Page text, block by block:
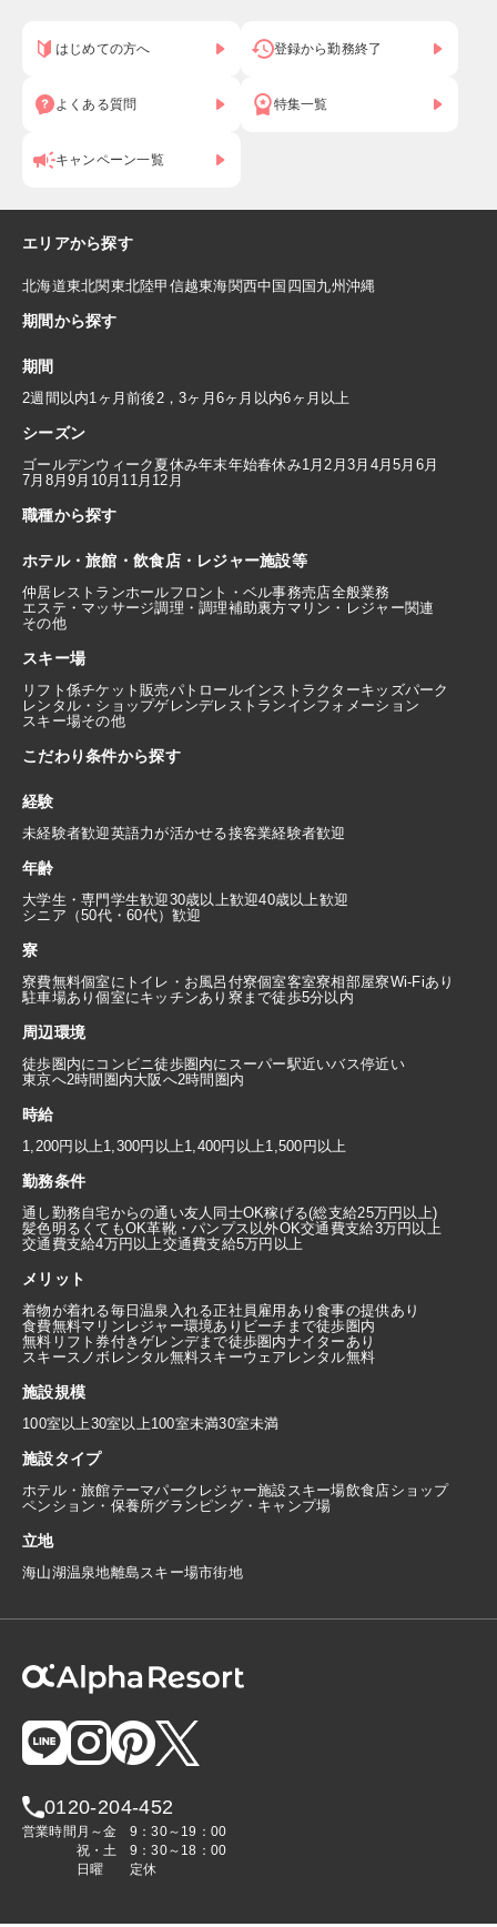
はじめての方へ 登録から勤務終了
よくある質問 特集一覧
キャンペーン一覧
エリアから探す
北海道東北関東北陸甲信越東海関西中国 四国 九州 沖縄
期間から探す
期間
2週間以内1ヶ月前後2，3ヶ月 6ヶ月以内6ヶ月以上
シーズン
ゴールデンウィーク 夏休み年末年始春休み1月2月3月 4月5月 6月
7月 8月9月 10月 11月 12月
職種から探す
ホテル・旅館・飲食店・レジャー施設等
仲居 レストランホールフロント・ベル事務売店全般業務
エステ・マッサージ調理・調理補助裏方マリン・レジャー関連
その他
スキー場
リフト係チケット販売パトロールインストラクターキッズパーク
レンタル・ショップゲレンデレストラン インフォメーション
スキー場その他
こだわり条件から探す
経験
未経験者歓迎英語力が活かせる接客業経験者歓迎
年齢
大学生・専門学生歓迎30歳以上歓迎40歳以上歓迎
シニア（50代・60代）歓迎
寮
寮費無料個室にトイレ・お風呂付寮個室客室寮相部屋寮Wi-Fiあり
駐車場あり個室にキッチンあり 寮まで徒歩5分以内
周辺環境
徒歩圏内にコンビニ徒歩圏内にスーパー駅近いバス停近い
東京へ2時間圏内大阪へ2時間圏内
時給
1,200円以上1,300円以上1,400円以上1,500円以上
勤務条件
通し勤務自宅からの通い友人同士OK稼げる(総支給25万円以上)
髪色明るくてもOK革靴・パンプス以外OK交通費支給3万円以上
交通費支給4万円以上交通費支給5万円以上
メリット
着物が着れる毎日温泉入れる正社員雇用あり食事の提供あり
食費無料マリンレジャー環境あり ビーチまで徒歩圏内
無料リフト券付きゲレンデまで徒歩圏内ナイターあり
スキースノボレンタル無料スキーウェアレンタル無料
施設規模
100室以上30室以上100室未満30室未満
施設タイプ
ホテル・旅館テーマパーク レジャー施設スキー場飲食店ショップ
ペンション・保養所グランピング・キャンプ場
立地
海山湖温泉地離島スキー場市街地
0120-204-452
営業時間 月～金
9：30～19：00
祝・土
9：30～18：00
日曜
定休